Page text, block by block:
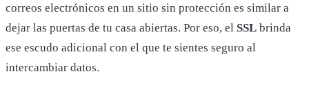
correos electrónicos en un sitio sin protección es similar a
dejar las puertas de tu casa abiertas. Por eso, el SSL brinda
ese escudo adicional con el que te sientes seguro al
intercambiar datos.